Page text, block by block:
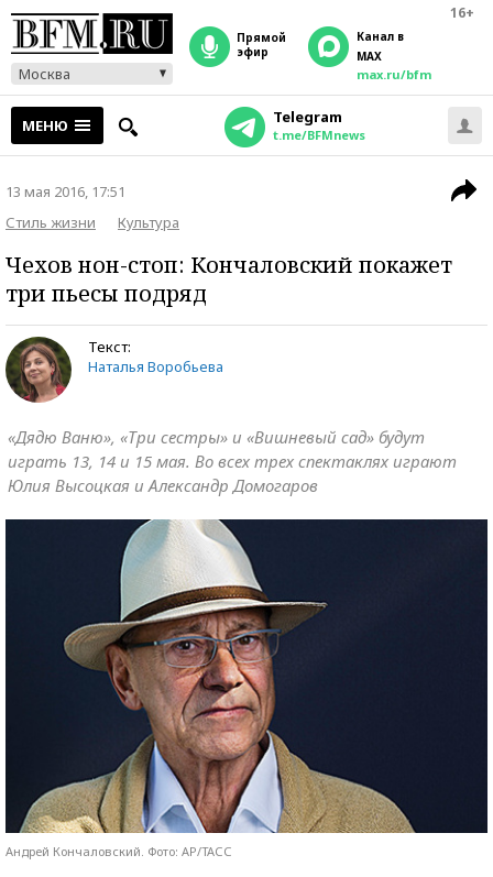
16+
Москва
прямой
эфир
Канал в
MAX
max.ru/bfm
МЕНЮ Telegram
t.me/BFMnews
13 мая 2016, 17:51
Стиль жизни
Культура
Чехов нон-стоп: Кончаловский покажет
три пьесы подряд
Текст:
Наталья Воробьева
«Дядю Ваню», «Три сестры» и «Вишневый сад» будут
играть 13, 14 и 15 мая. Во всех трех спектаклях играют
Юлия Высоцкая и Александр Домогаров
Андрей Кончаловский. Фото: AP/ТАСС